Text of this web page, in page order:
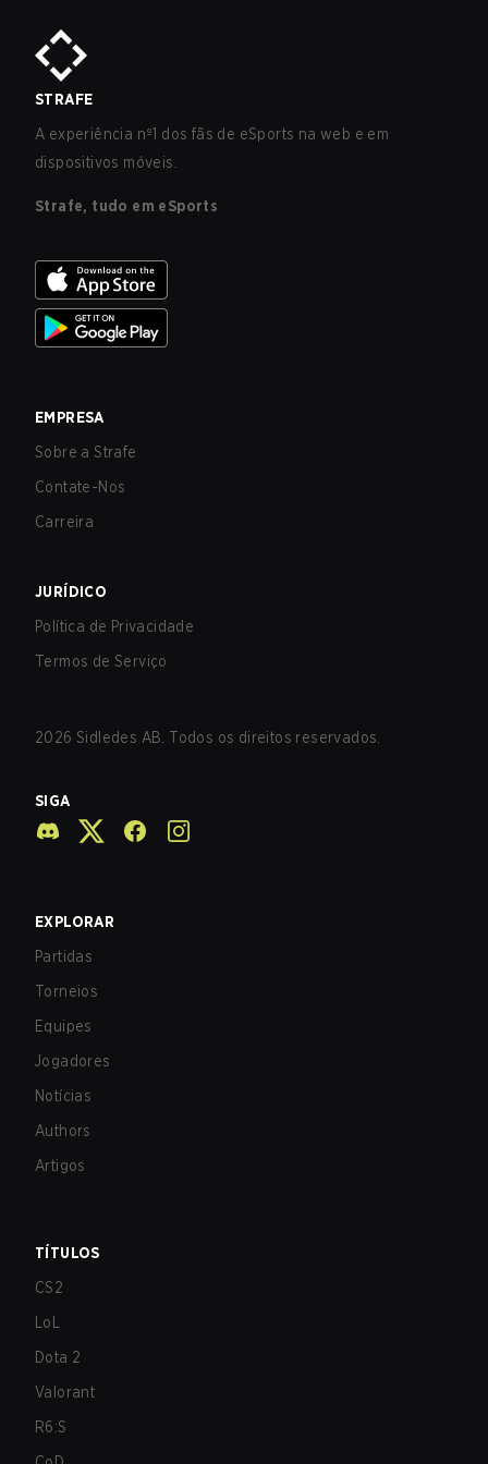
STRAFE
A experiência nº1 dos fãs de eSports na web e em
dispositivos móveis.
Strafe, tudo em eSports
EMPRESA
Sobre a Strafe
Contate-Nos
Carreira
JURÍDICO
Política de Privacidade
Termos de Serviço
2026 Sidledes AB. Todos os direitos reservados.
SIGA
EXPLORAR
Partidas
Torneios
Equipes
Jogadores
Notícias
Authors
Artigos
TÍTULOS
CS2
LoL
Dota 2
Valorant
R6:S